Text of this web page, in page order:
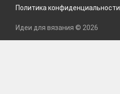
Политика конфиденциальности
Идеи для вязания © 2026